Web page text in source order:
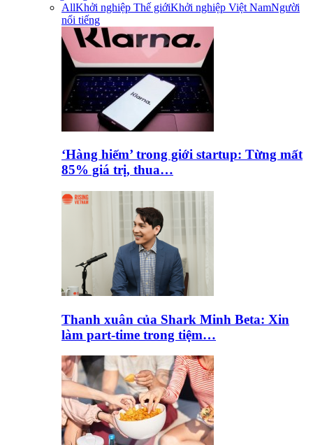
AllKhởi nghiệp Thế giớiKhởi nghiệp Việt NamNgười
nổi tiếng
‘Hàng hiếm’ trong giới startup: Từng mất
85% giá trị, thua…
Thanh xuân của Shark Minh Beta: Xin
làm part-time trong tiệm…